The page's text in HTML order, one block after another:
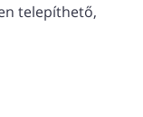
telepíthető,